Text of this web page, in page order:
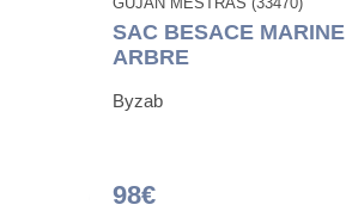
SAC BESACE MARINE
ARBRE
Byzab
98€